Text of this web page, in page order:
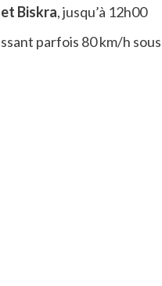
Biskra, jusqu’à 12h00
parfois 80 km/h sous